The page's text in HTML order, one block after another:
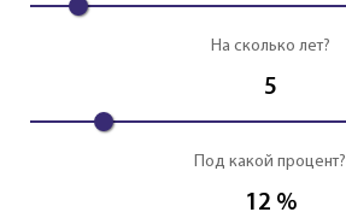
На сколько лет?
5
Под какой процент?
12 %